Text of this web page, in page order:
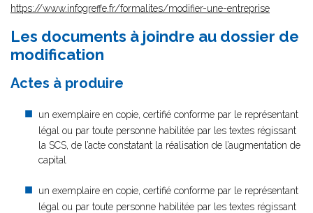
https://www.infogreffe.fr/formalites/modifier-une-entreprise
Les documents à joindre au dossier de
modification
Actes à produire
un exemplaire en copie, certifié conforme par le représentant
légal ou par toute personne habilitée par les textes régissant
la SCS, de l’acte constatant la réalisation de l’augmentation de
capital
un exemplaire en copie, certifié conforme par le représentant
légal ou par toute personne habilitée par les textes régissant